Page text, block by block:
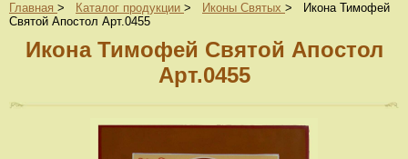
Главная > Каталог продукции > Иконы Святых >
Икона Тимофей
Святой Апостол Арт.0455
Икона Тимофей Святой Апостол
Арт.0455